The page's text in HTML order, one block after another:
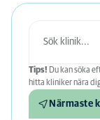
Tips! Du kan söka
hitta kliniker nära
Närmaste